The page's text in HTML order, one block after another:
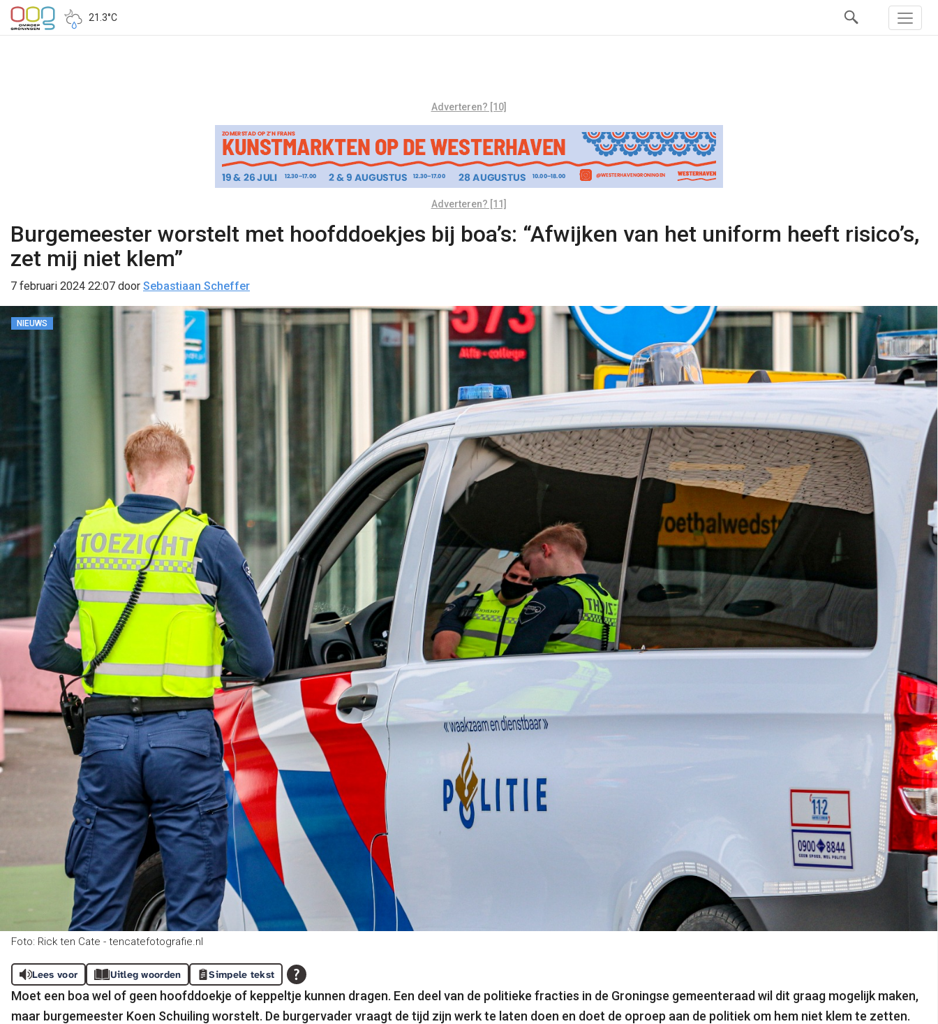
21.3°C
Adverteren? [10]
Adverteren? [11]
Burgemeester worstelt met hoofddoekjes bij boa’s: “Afwijken van het uniform heeft risico’s,
zet mij niet klem”
7 februari 2024 22:07 door Sebastiaan Scheffer
NIEUWS
Foto: Rick ten Cate - tencatefotografie.nl
Lees voor Uitleg woorden Simpele tekst
Moet een boa wel of geen hoofddoekje of keppeltje kunnen dragen. Een deel van de politieke fracties in de Groningse gemeenteraad wil dit graag mogelijk maken,
maar burgemeester Koen Schuiling worstelt. De burgervader vraagt de tijd zijn werk te laten doen en doet de oproep aan de politiek om hem niet klem te zetten.